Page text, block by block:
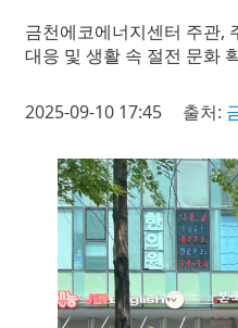
금천에코에너지센터 주관,
대응 및 생활 속 절전 문화
2025-09-10 17:45 출처: